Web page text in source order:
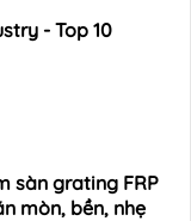
- Top 10
sàn grating FRP
mòn, bền, nhẹ